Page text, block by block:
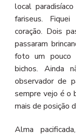
local
fariseus.
coração. Dois
passaram
foto um pouco
bichos. Ainda
observador de
sempre vejo é o
mais de posição
Alma